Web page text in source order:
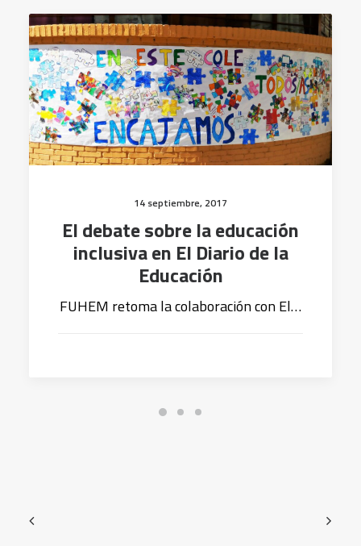
14 septiembre, 2017
El debate sobre la educación
inclusiva en El Diario de la
Educación
FUHEM retoma la colaboración con El…